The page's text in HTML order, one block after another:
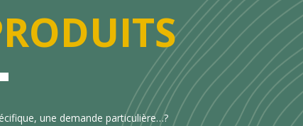
une demande particulière…?